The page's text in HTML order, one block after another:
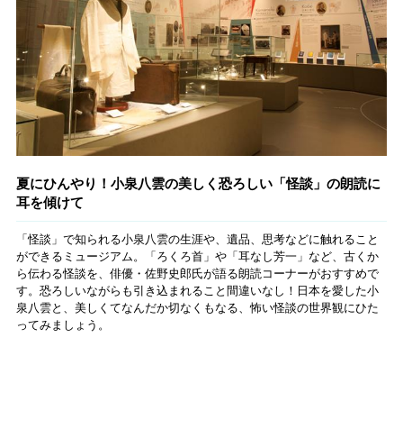
夏にひんやり！小泉八雲の美しく恐ろしい「怪談」の朗読に
耳を傾けて
「怪談」で知られる小泉八雲の生涯や、遺品、思考などに触れること
ができるミュージアム。「ろくろ首」や「耳なし芳一」など、古くか
ら伝わる怪談を、俳優・佐野史郎氏が語る朗読コーナーがおすすめで
す。恐ろしいながらも引き込まれること間違いなし！日本を愛した小
泉八雲と、美しくてなんだか切なくもなる、怖い怪談の世界観にひた
ってみましょう。